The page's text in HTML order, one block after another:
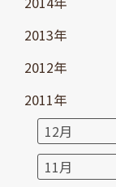
2013年
2012年
2011年
12月
11月